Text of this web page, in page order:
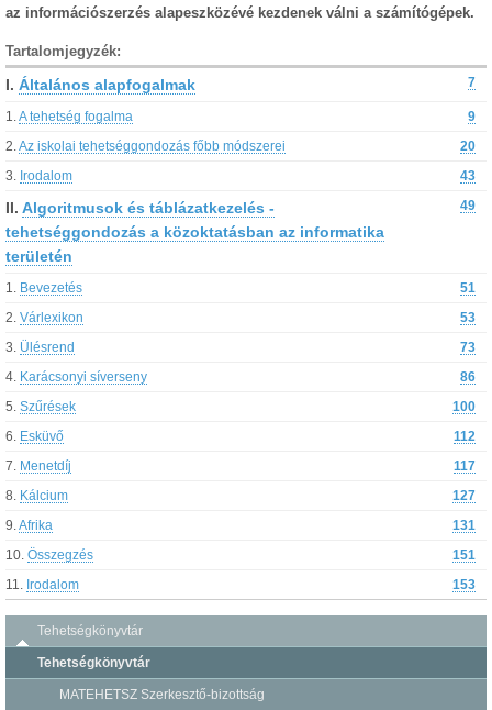
az információszerzés alapeszközévé kezdenek válni a számítógépek.
Tartalomjegyzék:
I. Általános alapfogalmak 7
1. A tehetség fogalma 9
2. Az iskolai tehetséggondozás főbb módszerei 20
3. Irodalom 43
II. Algoritmusok és táblázatkezelés -
tehetséggondozás a közoktatásban az informatika
területén
49
1. Bevezetés 51
2. Várlexikon 53
3. Ülésrend 73
4. Karácsonyi síverseny 86
5. Szűrések 100
6. Esküvő 112
7. Menetdíj 117
8. Kálcium 127
9. Afrika 131
10. Összegzés 151
11. Irodalom 153
Tehetségkönyvtár
Tehetségkönyvtár
MATEHETSZ Szerkesztő-bizottság